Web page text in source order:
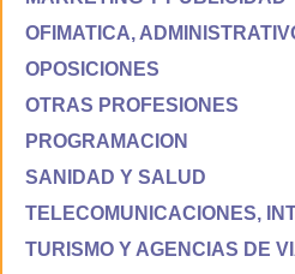
OFIMATICA,
OPOSICIONES
OTRAS PROFESIONES
PROGRAMACION
SANIDAD Y SALUD
TELECOMUNICACIONES,
TURISMO Y AGENCIAS DE